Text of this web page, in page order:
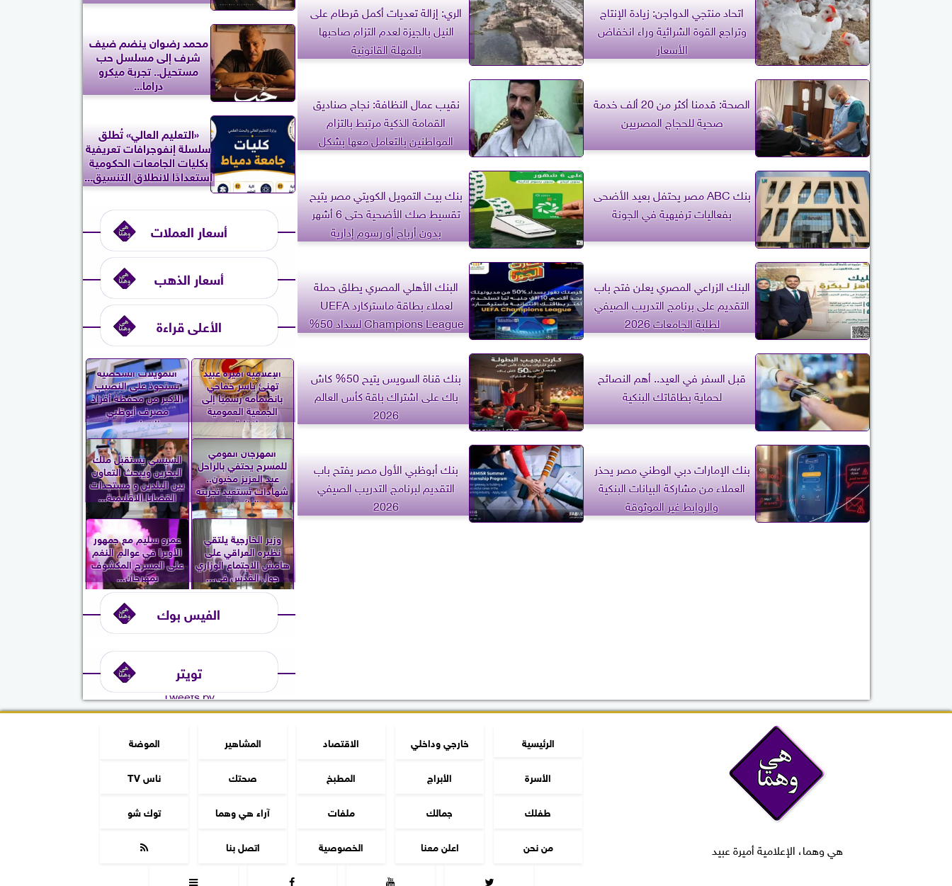
اتحاد منتجي الدواجن: زيادة الإنتاج
وتراجع القوة الشرائية وراء انخفاض
الأسعار
الري: إزالة تعديات أكمل قرطام على
النيل بالجيزة لعدم التزام صاحبها
بالمهلة القانونية
الصحة: قدمنا أكثر من 20 ألف خدمة
صحية للحجاج المصريين
نقيب عمال النظافة: نجاح صناديق
القمامة الذكية مرتبط بالتزام
المواطنين بالتعامل معها بشكل
صحيح
بنك ABC مصر يحتفل بعيد الأضحى
بفعاليات ترفيهية في الجونة
بنك بيت التمويل الكويتي مصر يتيح
تقسيط صك الأضحية حتى 6 أشهر
بدون أرباح أو رسوم إدارية
البنك الزراعي المصري يعلن فتح باب
التقديم على برنامج التدريب الصيفي
لطلبة الجامعات 2026
البنك الأهلي المصري يطلق حملة
لعملاء بطاقة ماستركارد UEFA
Champions League لسداد 50%
من المديونية للفائزين
قبل السفر في العيد.. أهم النصائح
لحماية بطاقاتك البنكية
بنك قناة السويس يتيح 50% كاش
باك على اشتراك باقة كأس العالم
2026
بنك الإمارات دبي الوطني مصر يحذر
العملاء من مشاركة البيانات البنكية
والروابط غير الموثوقة
بنك أبوظبي الأول مصر يفتح باب
التقديم لبرنامج التدريب الصيفي
2026
محمد رضوان ينضم ضيف
شرف إلى مسلسل حب
مستحيل.. تجربة ميكرو
دراما...
«التعليم العالي» تُطلق
سلسلة إنفوجرافات تعريفية
بكليات الجامعات الحكومية
استعدادًا لانطلاق التنسيق...
أسعار العملات
أسعار الذهب
الأعلى قراءة
الإعلامية أميرة عبيد
تهنئ ياسر خفاجي
بانضمامه رسميًا إلى
الجمعية العمومية
لنقابة...
التمويلات الشخصية
تستحوذ على النصيب
الأكبر من محفظة أفراد
مصرف أبوظبي
الإسلامي...
المهرجان القومي
للمسرح يحتفي بالراحل
عبد العزيز مخيون..
شهادات تستعيد تجربته
الرائدة...
السيسي يستقبل ملك
البحرين ويبحث التعاون
بين البلدين و مستجدات
القضايا الإقليمية...
وزير الخارجية يلتقي
نظيره العراقي على
هامش الاجتماع الوزاري
حول القدس في...
عمرو سليم مع جمهور
الأوبرا في عوالم النغم
على المسرح المكشوف
بمهرجان...
الفيس بوك
تويتر
Tweets by
هي وهما، الإعلامية أميرة عبيد
الرئيسية خارجي وداخلي الاقتصاد المشاهير
الموضة
الأسرة
الأبراج المطبخ صحتك
ناس TV
طفلك
جمالك ملفات آراء هي وهما
توك شو
من نحن
اعلن معنا الخصوصية اتصل بنا




